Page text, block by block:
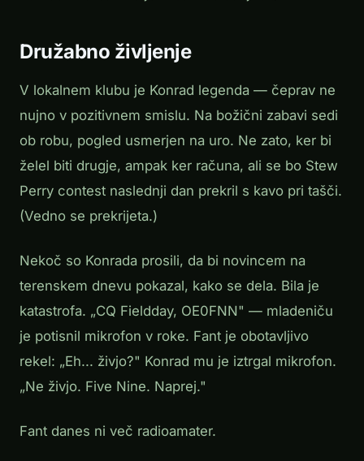
Družabno življenje
V lokalnem klubu je Konrad legenda — čeprav ne
nujno v pozitivnem smislu. Na božični zabavi sedi
ob robu, pogled usmerjen na uro. Ne zato, ker bi
želel biti drugje, ampak ker računa, ali se bo Stew
Perry contest naslednji dan prekril s kavo pri tašči.
(Vedno se prekrijeta.)
Nekoč so Konrada prosili, da bi novincem na
terenskem dnevu pokazal, kako se dela. Bila je
katastrofa. „CQ Fieldday, OE0FNN" — mladeniču
je potisnil mikrofon v roke. Fant je obotavljivo
rekel: „Eh... živjo?" Konrad mu je iztrgal mikrofon.
„Ne živjo. Five Nine. Naprej."
Fant danes ni več radioamater.